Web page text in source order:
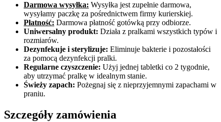
Darmowa wysyłka: Wysyłka jest zupełnie darmowa,
wysyłamy paczkę za pośrednictwem firmy kurierskiej.
Płatność: Darmowa płatność gotówką przy odbiorze.
Uniwersalny produkt: Działa z pralkami wszystkich typów i
rozmiarów.
Dezynfekuje i sterylizuje: Eliminuje bakterie i pozostałości
za pomocą dezynfekcji pralki.
Regularne czyszczenie: Użyj jednej tabletki co 2 tygodnie,
aby utrzymać pralkę w idealnym stanie.
Świeży zapach: Pożegnaj się z nieprzyjemnymi zapachami w
praniu.
Szczegóły zamówienia